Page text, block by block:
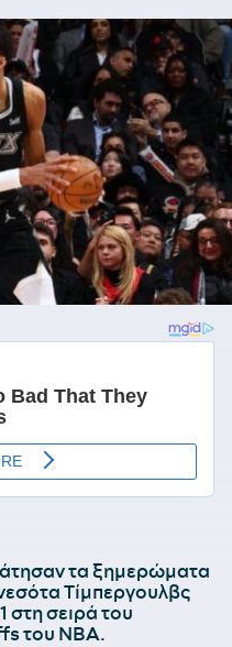
τα ξημερώματα
Τίμπεργουλβς
στη σειρά του
του NBA.